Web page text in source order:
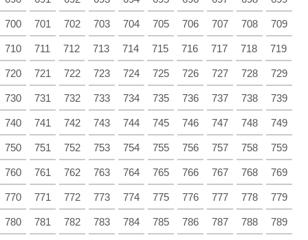
700 701 702 703 704 705 706 707 708 709
710 711 712 713 714 715 716 717 718 719
720 721 722 723 724 725 726 727 728 729
730 731 732 733 734 735 736 737 738 739
740 741 742 743 744 745 746 747 748 749
750 751 752 753 754 755 756 757 758 759
760 761 762 763 764 765 766 767 768 769
770 771 772 773 774 775 776 777 778 779
780 781 782 783 784 785 786 787 788 789